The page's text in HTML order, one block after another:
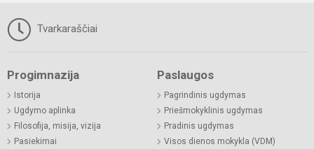
Tvarkaraščiai
Progimnazija
Istorija
Ugdymo aplinka
Filosofija, misija, vizija
Pasiekimai
Paslaugos
Pagrindinis ugdymas
Priešmokyklinis ugdymas
Pradinis ugdymas
Visos dienos mokykla (VDM)